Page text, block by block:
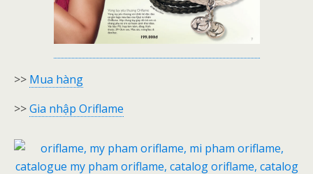
>> Mua hàng
>>Gia nhập Oriflame